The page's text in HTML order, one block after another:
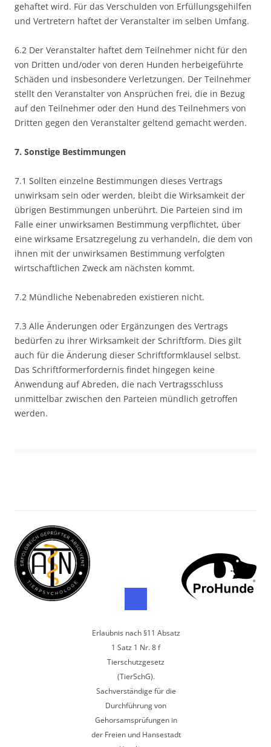
gehaftet wird. Für das Verschulden von Erfüllungsgehilfen
und Vertretern haftet der Veranstalter im selben Umfang.
6.2 Der Veranstalter haftet dem Teilnehmer nicht für den
von Dritten und/oder von deren Hunden herbeigeführte
Schäden und insbesondere Verletzungen. Der Teilnehmer
stellt den Veranstalter von Ansprüchen frei, die in Bezug
auf den Teilnehmer oder den Hund des Teilnehmers von
Dritten gegen den Veranstalter geltend gemacht werden.
7. Sonstige Bestimmungen
7.1 Sollten einzelne Bestimmungen dieses Vertrags
unwirksam sein oder werden, bleibt die Wirksamkeit der
übrigen Bestimmungen unberührt. Die Parteien sind im
Falle einer unwirksamen Bestimmung verpflichtet, über
eine wirksame Ersatzregelung zu verhandeln, die dem von
ihnen mit der unwirksamen Bestimmung verfolgten
wirtschaftlichen Zweck am nächsten kommt.
7.2 Mündliche Nebenabreden existieren nicht.
7.3 Alle Änderungen oder Ergänzungen des Vertrags
bedürfen zu ihrer Wirksamkeit der Schriftform. Dies gilt
auch für die Änderung dieser Schriftformklausel selbst.
Das Schriftformerfordernis findet hingegen keine
Anwendung auf Abreden, die nach Vertragsschluss
unmittelbar zwischen den Parteien mündlich getroffen
werden.
Erlaubnis nach §11 Absatz
1 Satz 1 Nr. 8 f
Tierschutzgesetz
(TierSchG).
Sachverständige für die
Durchführung von
Gehorsamsprüfungen in
der Freien und Hansestadt